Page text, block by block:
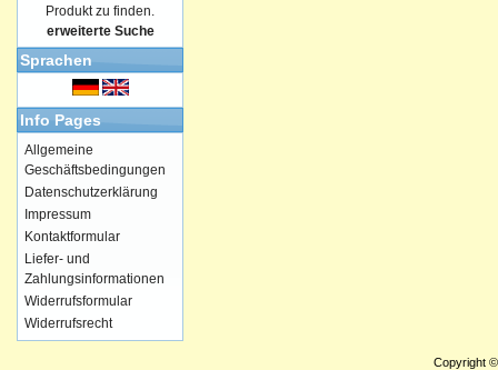
Produkt zu finden.
erweiterte Suche
Sprachen
Info Pages
Allgemeine
Geschäftsbedingungen
Datenschutzerklärung
Impressum
Kontaktformular
Liefer- und
Zahlungsinformationen
Widerrufsformular
Widerrufsrecht
Copyright